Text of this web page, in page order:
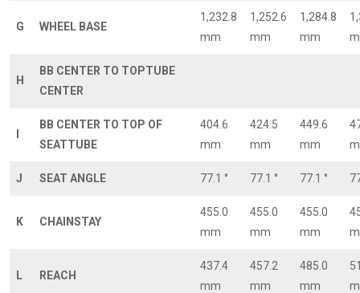
G WHEEL BASE
1,232.8
mm
1,252.6
mm
1,284.8
mm
H
BB CENTER TO TOPTUBE
CENTER
BB CENTER TO TOP OF
SEATTUBE
404.6
mm
424.5
mm
449.6
mm
J SEAT ANGLE 77.1 ° 77.1 ° 77.1 °
K CHAINSTAY
455.0
mm
455.0
mm
455.0
mm
L REACH
437.4
mm
457.2
mm
485.0
mm